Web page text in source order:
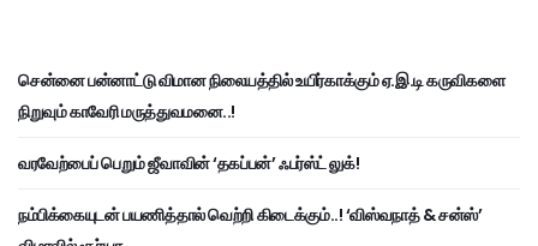
சென்னை பன்னாட்டு விமான நிலையத்தில் உயிர்காக்கும் ஏ.இ.டி கருவிகளை
நிறுவும் காவேரி மருத்துவமனை..!
வரவேற்பைப் பெறும் ஜீவாவின் ‘தகப்பன்’ ஃபர்ஸ்ட் லுக்!
நம்பிக்கையுடன் பயணித்தால் வெற்றி கிடைக்கும்..! ‘விஸ்வநாத் & சன்ஸ்’